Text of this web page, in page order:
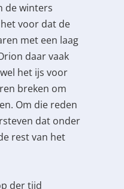
de winters
voor dat de
met een laag
daar vaak
het ijs voor
breken om
Om die reden
dat onder
rest van het
der tijd